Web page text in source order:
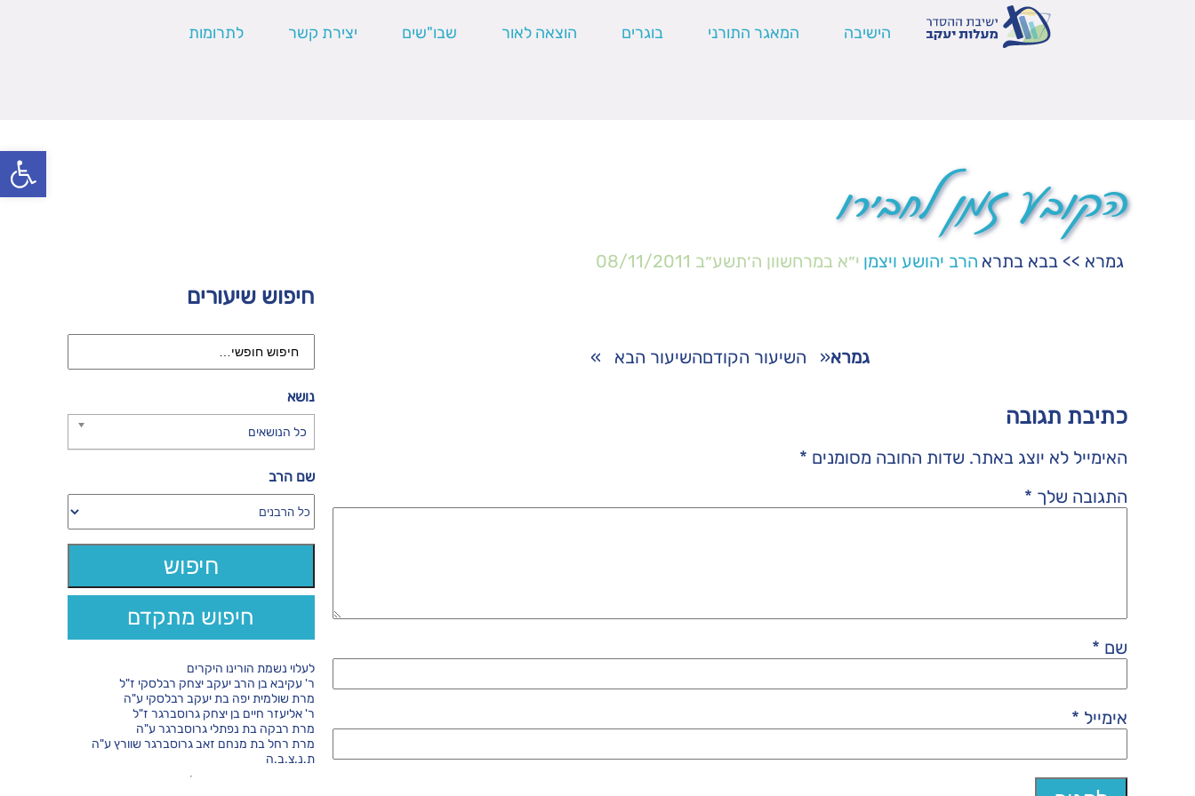
פתח
הישיבה המאגר התורני בוגרים הוצאה לאור שבו"שים יצירת קשר לתרומות
הקובע זמן לחבירו
גמרא >> בבא בתרא הרב יהושע ויצמן י״א במרחשוון ה׳תשע״ב 08/11/2011
גמרא« השיעור הקודםהשיעור הבא »
כתיבת תגובה
האימייל לא יוצג באתר. שדות החובה מסומנים *
התגובה שלך *
שם *
אימייל *
חיפוש שיעורים
נושא
כל הנושאים
שם הרב
חיפוש מתקדם
לעלוי נשמת הורינו היקרים
ר' עקיבא בן הרב יעקב יצחק רבלסקי ז"ל
מרת שולמית יפה בת יעקב רבלסקי ע"ה
ר' אליעזר חיים בן יצחק גרוסברגר ז"ל
מרת רבקה בת נפתלי גרוסברגר ע"ה
מרת רחל בת מנחם זאב גרוסברגר שוורץ ע"ה
ת.נ.צ.ב.ה